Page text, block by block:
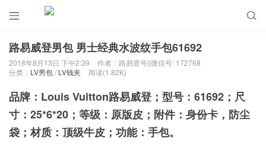
 
路易威登男包 男士经典水波纹手包61692
2018年8月13日 下午2:39
作者：路易壹号||微信号: 172768
分类： LV男包/ LV钱夹 阅读(1.82K)
品牌：Louis Vuitton路易威登；型号：61692；尺
寸：25*6*20；等级：原版皮；附件：身份卡，防尘
袋；材质：顶级牛皮；功能：手包。